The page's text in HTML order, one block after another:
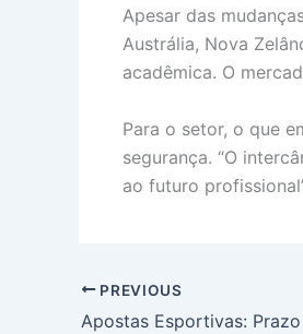
Apesar das
Austrália, Nova
acadêmica. O
Para o setor, o que
segurança. “O
ao futuro
PREVIOUS